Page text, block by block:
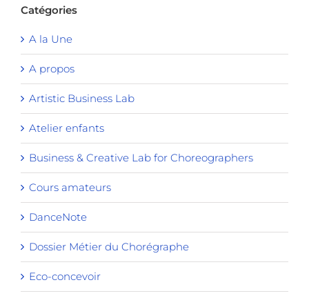
Catégories
A la Une
A propos
Artistic Business Lab
Atelier enfants
Business & Creative Lab for Choreographers
Cours amateurs
DanceNote
Dossier Métier du Chorégraphe
Eco-concevoir